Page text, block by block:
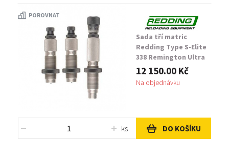
POROVNAT
Sada tří matric
Redding Type S-Elite
338 Remington Ultra
Magnum
12 150.00 Kč
Na objednávku
ks DO KOŠÍKU